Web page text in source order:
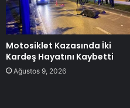
Motosiklet Kazasında İki
Kardeş Hayatını Kaybetti
Ağustos 9, 2026